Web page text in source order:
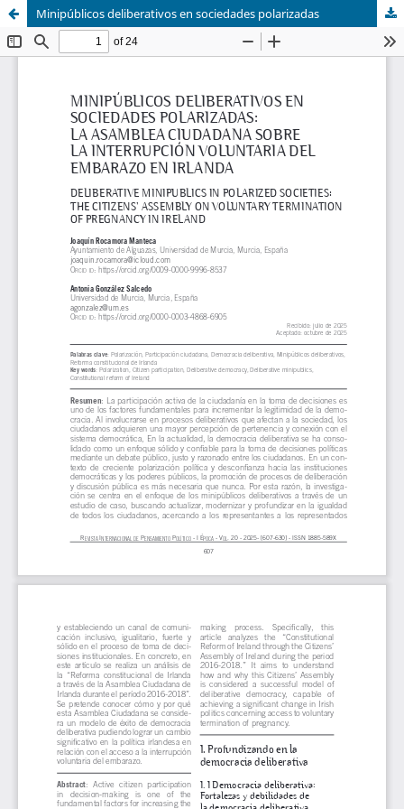
Minipúblicos deliberativos en sociedades polarizadas